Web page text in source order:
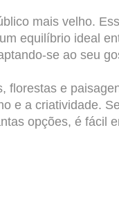
mais velho.
equilíbrio ideal
se ao seu
florestas e
e a criatividade.
opções, é fácil